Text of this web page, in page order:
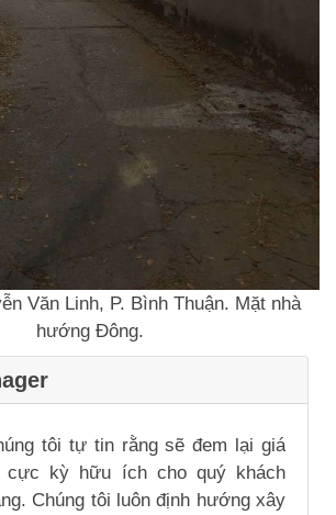
Văn Linh, P. Bình Thuận. Mặt nhà
hướng Đông.
tôi tự tin rằng sẽ đem lại giá
cực kỳ hữu ích cho quý khách
Chúng tôi luôn định hướng xây